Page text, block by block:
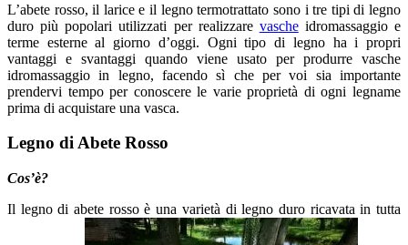
L’abete rosso, il larice e il legno termotrattato sono i tre tipi di legno
duro più popolari utilizzati per realizzare vascheidromassaggio e
terme esterne al giorno d’oggi. Ogni tipo di legno ha i propri
vantaggi e svantaggi quando viene usato per produrre vasche
idromassaggio in legno, facendo sì che per voi sia importante
prendervi tempo per conoscere le varie proprietà di ogni legname
prima di acquistare una vasca.
Legno di Abete Rosso
Cos’è?
Il legno di abete rosso è una varietà di legno duro ricavata in tutta